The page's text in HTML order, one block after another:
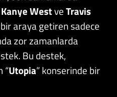
Kanye WestveTravis
araya getiren sadece
zor zamanlarda
Bu destek,
“Utopia” konserinde bir